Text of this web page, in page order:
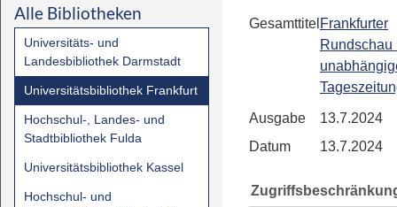
Alle Bibliotheken
Universitäts- und
Landesbibliothek Darmstadt
Universitätsbibliothek Frankfurt
Hochschul-, Landes- und
Stadtbibliothek Fulda
Universitätsbibliothek Kassel
Hochschul- und
Gesamttitel Frankfurter
Rundschau
Ausgabe
13.7.2024
Datum
13.7.2024